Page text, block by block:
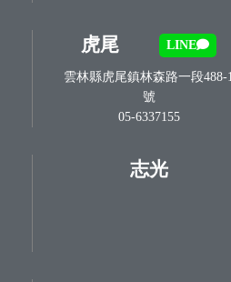
虎尾 LINE
雲林縣虎尾鎮林森路一段488-
號
05-6337155
志光